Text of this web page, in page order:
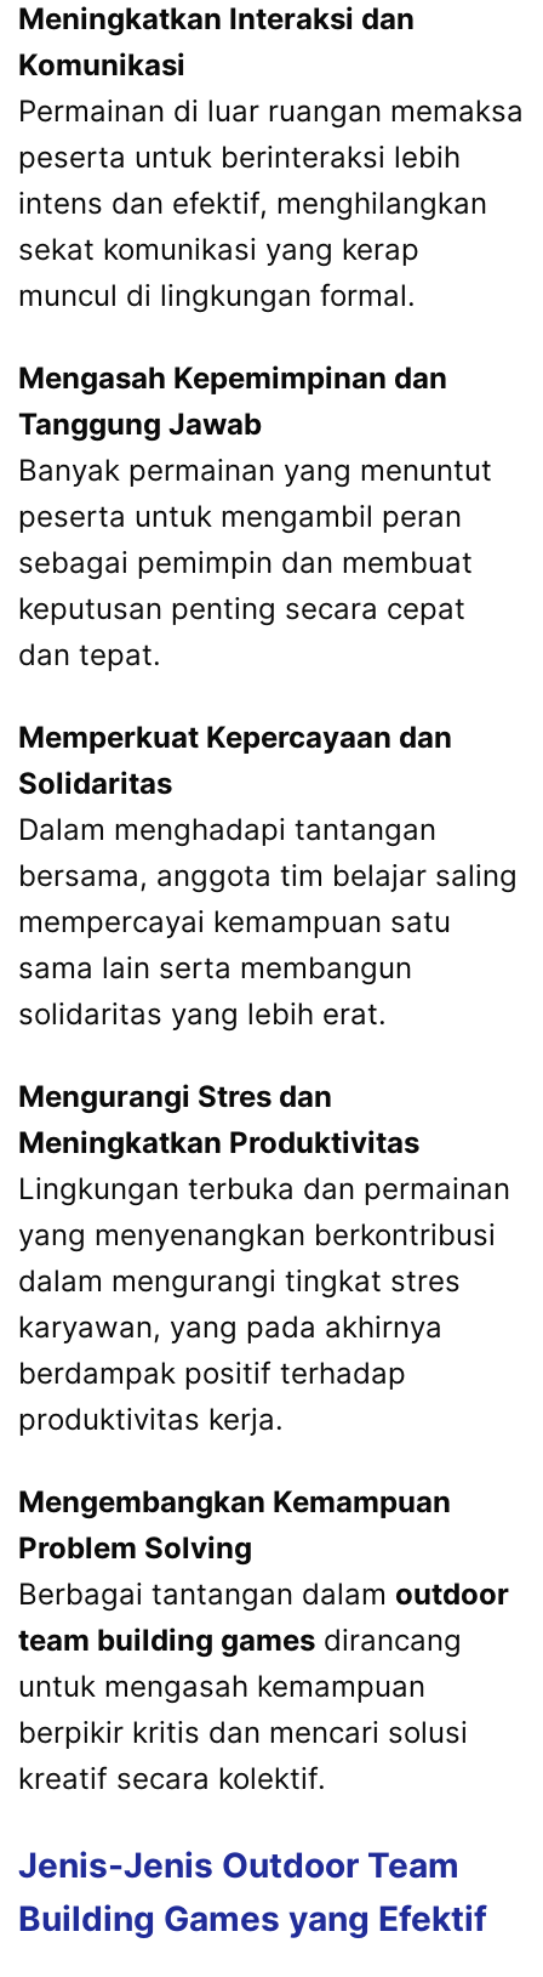
Meningkatkan Interaksi dan
Komunikasi
Permainan di luar ruangan memaksa
peserta untuk berinteraksi lebih
intens dan efektif, menghilangkan
sekat komunikasi yang kerap
muncul di lingkungan formal.
Mengasah Kepemimpinan dan
Tanggung Jawab
Banyak permainan yang menuntut
peserta untuk mengambil peran
sebagai pemimpin dan membuat
keputusan penting secara cepat
dan tepat.
Memperkuat Kepercayaan dan
Solidaritas
Dalam menghadapi tantangan
bersama, anggota tim belajar saling
mempercayai kemampuan satu
sama lain serta membangun
solidaritas yang lebih erat.
Mengurangi Stres dan
Meningkatkan Produktivitas
Lingkungan terbuka dan permainan
yang menyenangkan berkontribusi
dalam mengurangi tingkat stres
karyawan, yang pada akhirnya
berdampak positif terhadap
produktivitas kerja.
Mengembangkan Kemampuan
Problem Solving
Berbagai tantangan dalam outdoor
team building games dirancang
untuk mengasah kemampuan
berpikir kritis dan mencari solusi
kreatif secara kolektif.
Jenis-Jenis Outdoor Team
Building Games yang Efektif